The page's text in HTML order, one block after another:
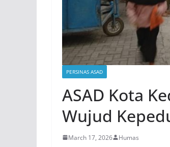
PERSINAS ASAD
ASAD Kota
Wujud
March 17, 2026 Humas